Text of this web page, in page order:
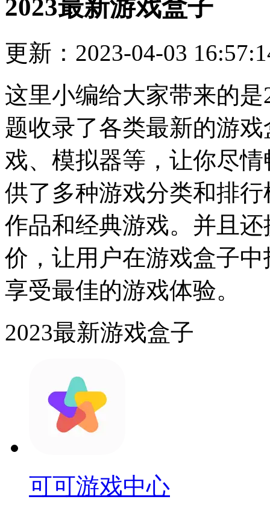
2023最新游戏盒子
更新：2023-04-03
这里小编给大家带来的
题收录了各类最新的游
戏、模拟器等，让你尽
供了多种游戏分类和排
作品和经典游戏。并且
价，让用户在游戏盒子
享受最佳的游戏体验。
2023最新游戏盒子
可可游戏中心